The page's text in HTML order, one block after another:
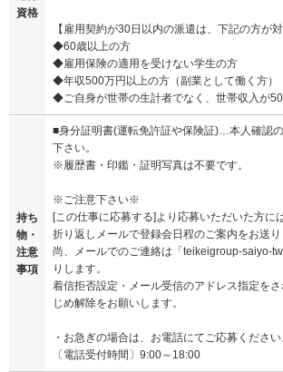
資格
【雇用契約が30日以内の派遣は、下記の方が
◆60歳以上の方
◆雇用保険の適用を受けない学生の方
◆年収500万円以上の方（副業として働く方）
◆ご自身が世帯の生計者でなく、世帯収入が
持ち
物・
注意
事項
■身分証明書(運転免許証や保険証)…本人確認
下さい。
※履歴書・印鑑・証明写真は不要です。
※ご注意下さい※
[この仕事に応募する]より応募いただいた方には
折り返しメールで登録会日程のご案内をお送り
尚、メールでのご連絡は「teikeigroup-saiyo-
りします。
着信拒否設定・メール受信のアドレス指定を
じめ解除をお願いします。
・お急ぎの場合は、お電話にてご応募ください
〔電話受付時間〕9:00～18:00